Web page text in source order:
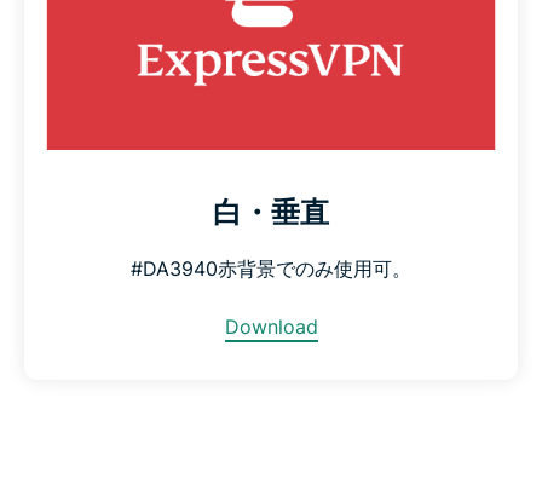
白・垂直
#DA3940赤背景でのみ使用可。
Download